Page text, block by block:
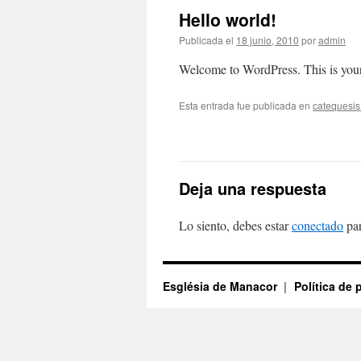
Hello world!
Publicada el 18 junio, 2010 poradmin
Welcome to WordPress. This is
Esta entrada fue publicada en
Deja una respuesta
Lo siento, debes estarconectado
Església de Manacor Política de